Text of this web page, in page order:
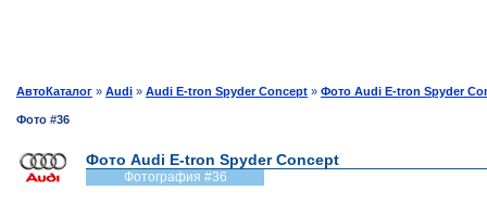
АвтоКаталог » Audi » Audi E-tron Spyder Concept » Фото Audi E-tron Spyder
Фото #36
Фото Audi E-tron Spyder Concept
Фотография #36